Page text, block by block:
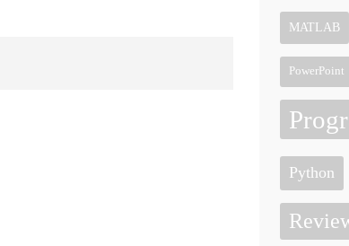
MATLAB
PowerPoint
Python